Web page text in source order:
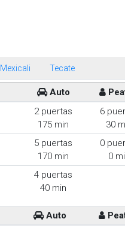
Mexicali Tecate
Auto
2 puertas
175 min
6
30
5 puertas
170 min
0
0
4 puertas
40 min
Auto